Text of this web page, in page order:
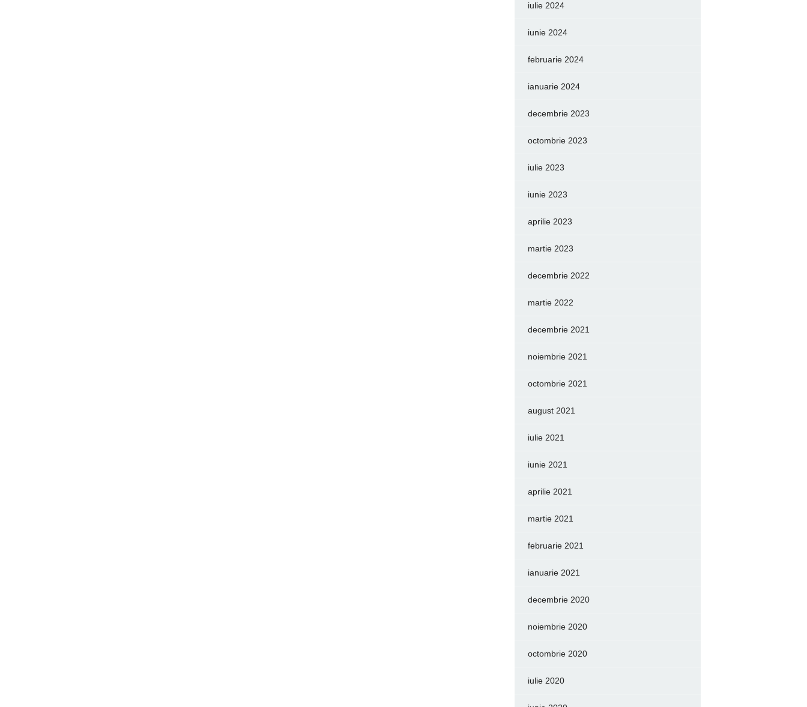
iulie 2024
iunie 2024
februarie 2024
ianuarie 2024
decembrie 2023
octombrie 2023
iulie 2023
iunie 2023
aprilie 2023
martie 2023
decembrie 2022
martie 2022
decembrie 2021
noiembrie 2021
octombrie 2021
august 2021
iulie 2021
iunie 2021
aprilie 2021
martie 2021
februarie 2021
ianuarie 2021
decembrie 2020
noiembrie 2020
octombrie 2020
iulie 2020